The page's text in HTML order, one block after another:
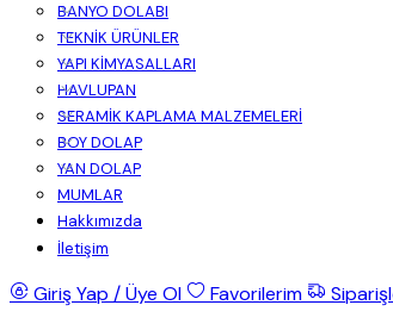
BANYO DOLABI
TEKNİK ÜRÜNLER
YAPI KİMYASALLARI
HAVLUPAN
SERAMİK KAPLAMA MALZEMELERİ
BOY DOLAP
YAN DOLAP
MUMLAR
Hakkımızda
İletişim
Giriş Yap / Üye Ol Favorilerim